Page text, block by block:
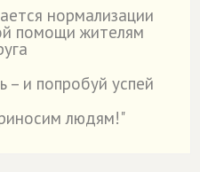
нормализации
помощи жителям
– и попробуй успей
людям!"